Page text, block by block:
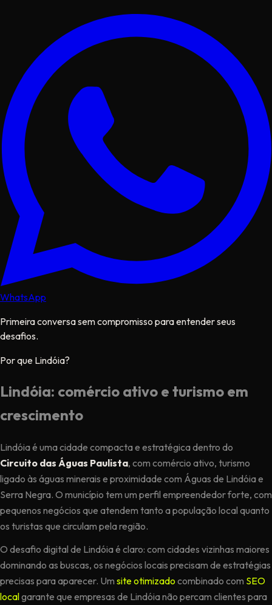
WhatsApp
Primeira conversa sem compromisso para entender seus
desafios.
Por que Lindóia?
Lindóia: comércio ativo e turismo em
crescimento
Lindóia é uma cidade compacta e estratégica dentro do
Circuito das Águas Paulista, com comércio ativo, turismo
ligado às águas minerais e proximidade com Águas de Lindóia e
Serra Negra. O município tem um perfil empreendedor forte, com
pequenos negócios que atendem tanto a população local quanto
os turistas que circulam pela região.
O desafio digital de Lindóia é claro: com cidades vizinhas maiores
dominando as buscas, os negócios locais precisam de estratégias
precisas para aparecer. Um site otimizado combinado com SEO
localgarante que empresas de Lindóia não percam clientes para